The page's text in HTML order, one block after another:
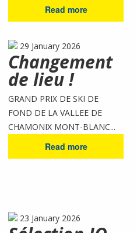
Read more
29 January 2026
Changement
de lieu !
GRAND PRIX DE SKI DE
FOND DE LA VALLEE DE
CHAMONIX MONT-BLANC...
Read more
23 January 2026